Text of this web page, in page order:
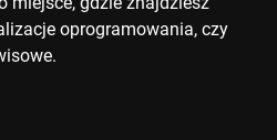
oprogramowania, czy